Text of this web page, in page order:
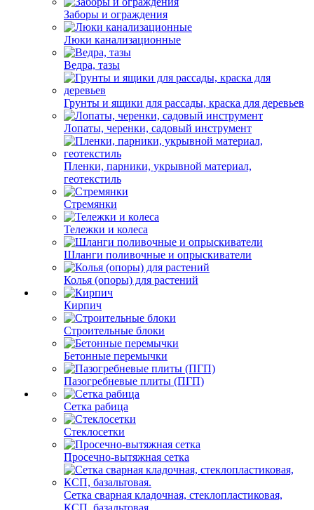
Заборы и ограждения
Люки канализационные
Ведра, тазы
Грунты и ящики для рассады, краска для деревьев
Лопаты, черенки, садовый инструмент
Пленки, парники, укрывной материал,
геотекстиль
Стремянки
Тележки и колеса
Шланги поливочные и опрыскиватели
Колья (опоры) для растений
Кирпич
Строительные блоки
Бетонные перемычки
Пазогребневые плиты (ПГП)
Сетка рабица
Стеклосетки
Просечно-вытяжная сетка
Сетка сварная кладочная, стеклопластиковая,
КСП, базальтовая.